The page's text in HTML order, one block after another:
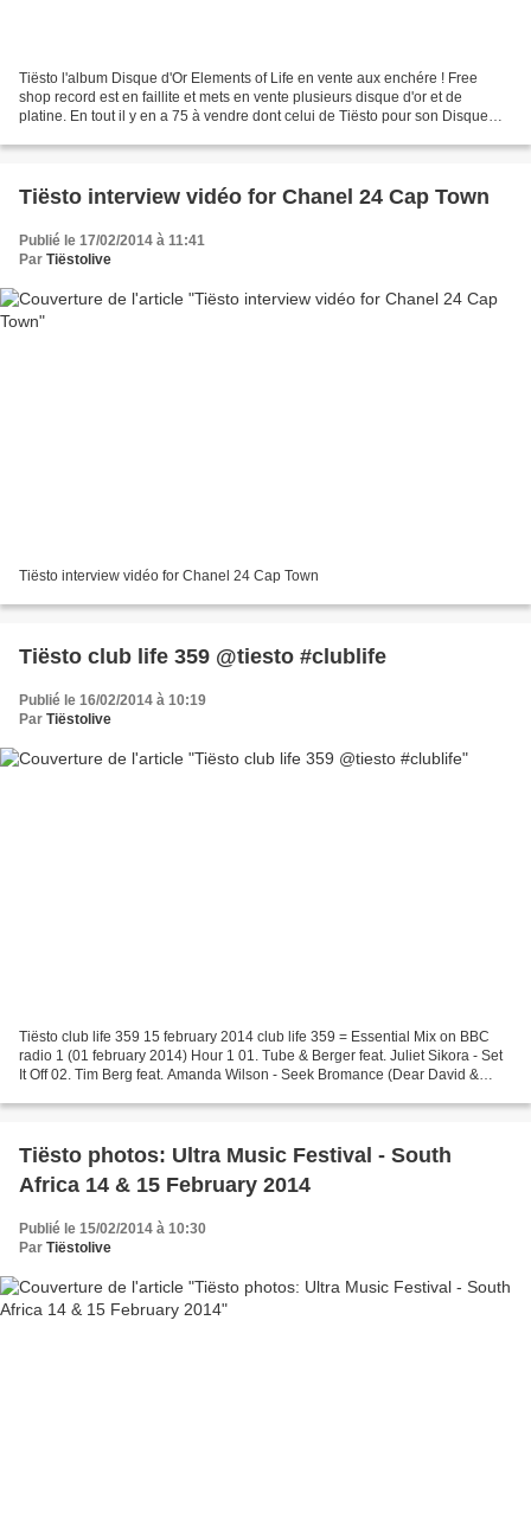
Tiësto l'album Disque d'Or Elements of Life en vente aux enchére ! Free
shop record est en faillite et mets en vente plusieurs disque d'or et de
platine. En tout il y en a 75 à vendre dont celui de Tiësto pour son Disque
Tiësto interview vidéo for Chanel 24 Cap Town
Publié le 17/02/2014 à 11:41
Par Tiëstolive
Tiësto interview vidéo for Chanel 24 Cap Town
Tiësto club life 359 @tiesto #clublife
Publié le 16/02/2014 à 10:19
Par Tiëstolive
Tiësto club life 359 15 february 2014 club life 359 = Essential Mix on BBC
radio 1 (01 february 2014) Hour 1 01. Tube & Berger feat. Juliet Sikora - Set
It Off 02. Tim Berg feat. Amanda Wilson - Seek Bromance (Dear David &
Tiësto photos: Ultra Music Festival - South
Africa 14 & 15 February 2014
Publié le 15/02/2014 à 10:30
Par Tiëstolive